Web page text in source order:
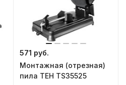
571 руб.
Монтажная (отрезная)
пила TEH TS35525